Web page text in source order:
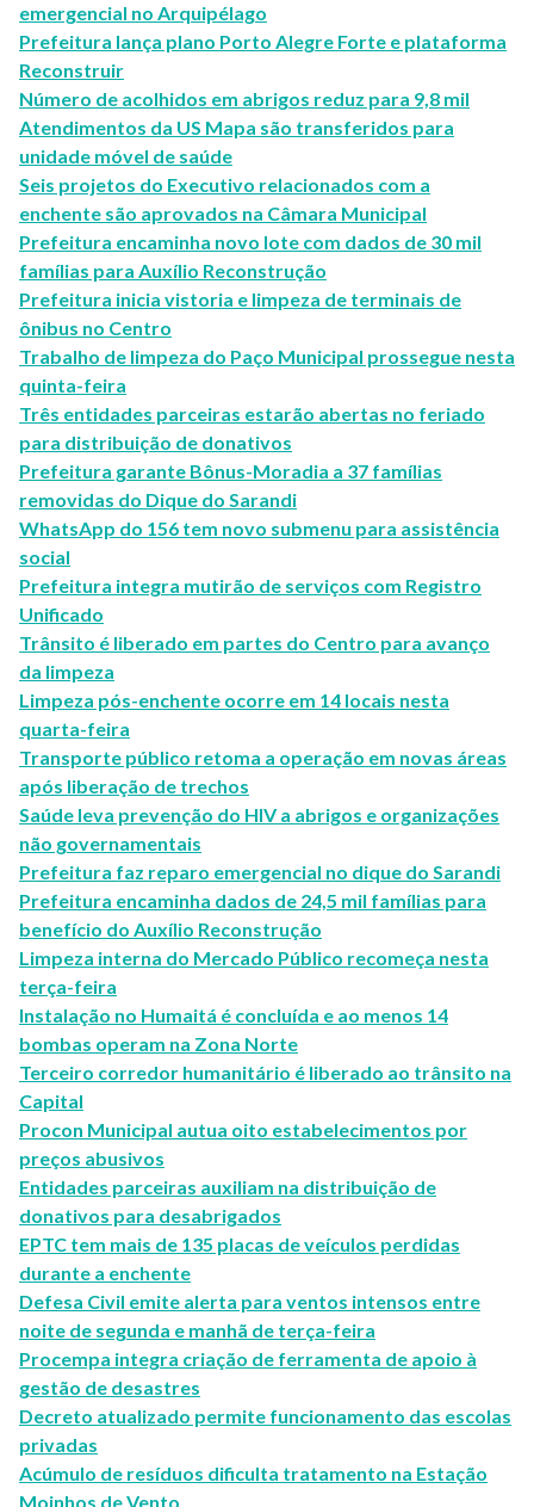
emergencial no Arquipélago
Prefeitura lança plano Porto Alegre Forte e plataforma
Reconstruir
Número de acolhidos em abrigos reduz para 9,8 mil
Atendimentos da US Mapa são transferidos para
unidade móvel de saúde
Seis projetos do Executivo relacionados com a
enchente são aprovados na Câmara Municipal
Prefeitura encaminha novo lote com dados de 30 mil
famílias para Auxílio Reconstrução
Prefeitura inicia vistoria e limpeza de terminais de
ônibus no Centro
Trabalho de limpeza do Paço Municipal prossegue nesta
quinta-feira
Três entidades parceiras estarão abertas no feriado
para distribuição de donativos
Prefeitura garante Bônus-Moradia a 37 famílias
removidas do Dique do Sarandi
WhatsApp do 156 tem novo submenu para assistência
social
Prefeitura integra mutirão de serviços com Registro
Unificado
Trânsito é liberado em partes do Centro para avanço
da limpeza
Limpeza pós-enchente ocorre em 14 locais nesta
quarta-feira
Transporte público retoma a operação em novas áreas
após liberação de trechos
Saúde leva prevenção do HIV a abrigos e organizações
não governamentais
Prefeitura faz reparo emergencial no dique do Sarandi
Prefeitura encaminha dados de 24,5 mil famílias para
benefício do Auxílio Reconstrução
Limpeza interna do Mercado Público recomeça nesta
terça-feira
Instalação no Humaitá é concluída e ao menos 14
bombas operam na Zona Norte
Terceiro corredor humanitário é liberado ao trânsito na
Capital
Procon Municipal autua oito estabelecimentos por
preços abusivos
Entidades parceiras auxiliam na distribuição de
donativos para desabrigados
EPTC tem mais de 135 placas de veículos perdidas
durante a enchente
Defesa Civil emite alerta para ventos intensos entre
noite de segunda e manhã de terça-feira
Procempa integra criação de ferramenta de apoio à
gestão de desastres
Decreto atualizado permite funcionamento das escolas
privadas
Acúmulo de resíduos dificulta tratamento na Estação
Moinhos de Vento